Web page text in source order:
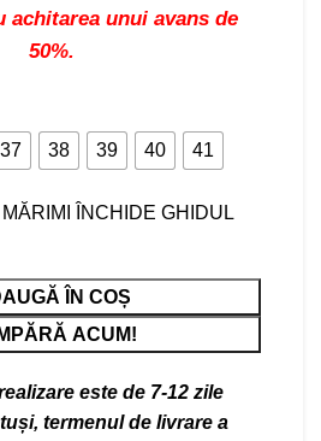
achitarea unui avans de
50%.
37 38 39 40 41
ÎNCHIDE GHIDUL
ÎN COȘ
ACUM!
este de 7-12 zile
termenul de livrare a